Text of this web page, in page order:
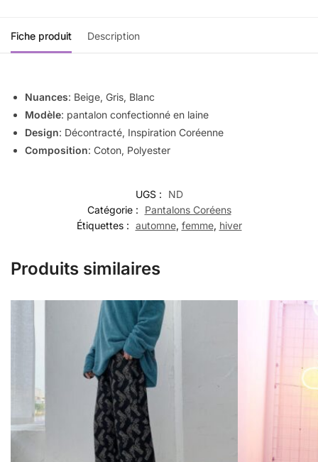
Fiche produit Description
Nuances: Beige, Gris, Blanc
Modèle: pantalon confectionné en laine
Design: Décontracté, Inspiration Coréenne
Composition: Coton, Polyester
UGS :
ND
Catégorie :
Pantalons Coréens
Étiquettes : automne, femme, hiver
Produits similaires